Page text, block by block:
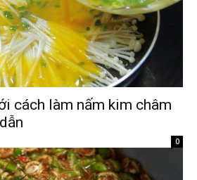
cách làm nấm kim châm
0